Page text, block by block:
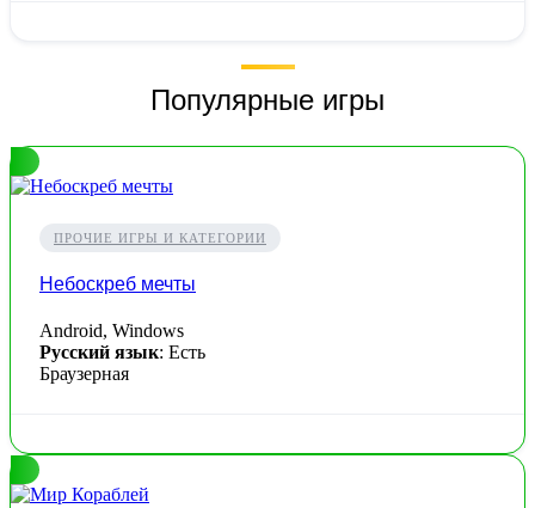
Популярные игры
ПРОЧИЕ ИГРЫ И КАТЕГОРИИ
Небоскреб мечты
Android, Windows
Русский язык: Есть
Браузерная